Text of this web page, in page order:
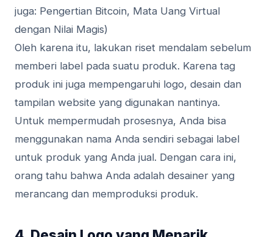
juga: Pengertian Bitcoin, Mata Uang Virtual
dengan Nilai Magis)
Oleh karena itu, lakukan riset mendalam sebelum
memberi label pada suatu produk. Karena tag
produk ini juga mempengaruhi logo, desain dan
tampilan website yang digunakan nantinya.
Untuk mempermudah prosesnya, Anda bisa
menggunakan nama Anda sendiri sebagai label
untuk produk yang Anda jual. Dengan cara ini,
orang tahu bahwa Anda adalah desainer yang
merancang dan memproduksi produk.